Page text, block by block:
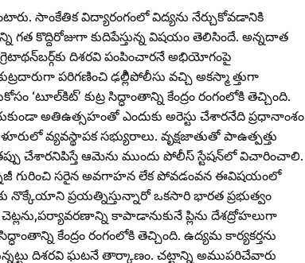
సాంకేతిక విద్యారంగంలో విద్యను నేర్చుకోవడానికి
గత కొద్దిరోజుగా కుదిపేస్తున్న విషయం తెలిసిందే. అన్నదాత
దిశరవి పంపించారనే అభియోగంపై
పరిగణించి ఢల్లీిపోలీసు వచ్చి అకస్మా త్తుగా
‘టూల్‌కిట్‌’ కుట్ర సిద్ధాంతాన్ని కేంద్రం రంగంలోకి తెచ్చింది.
అతిఉత్సహంతో ఎందుకు అరెస్టు చేశారనేది ప్రధానాంశం.
వ్యవస్థాపక సభ్యురాలు. వృక్షజాతుతో పాఉత్పత్తు
చేశారనిపిస్తే ఆమెను ముందు పోలీస్‌ స్టేషన్‌లో విచారించాలి.
గురించి సరైన అవగాహన లేక పోవడంవన ఈవిషయంలో
నొక్కేయాని ప్రయత్నిస్తున్నారో ఒకసారి భారత ప్రభుత్వం
కాపాడానుకునే ప్లిను దేశద్రోహలుగా
కేంద్రం రంగంలోకి తెచ్చింది. ఉద్యమ కార్యకర్తను
దిశరవి ఘటనే తార్కాణం. చట్టాన్ని అముపరిచేవారు